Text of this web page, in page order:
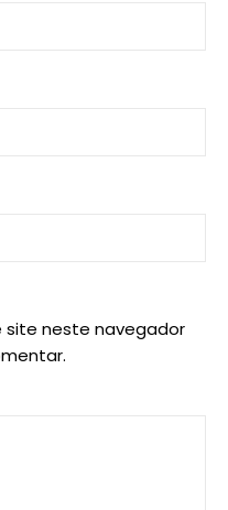
site neste navegador